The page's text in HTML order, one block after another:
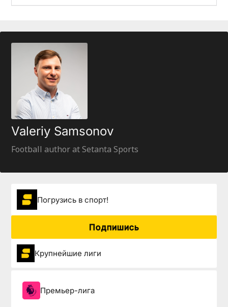
Valeriy Samsonov
Football author at Setanta Sports
Погрузиcь в спорт!
Подпишись
Крупнейшие лиги
Премьер-лига